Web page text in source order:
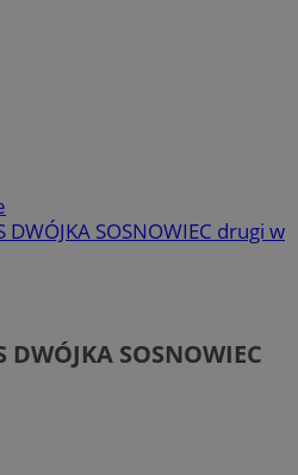
SOSNOWIEC drugi w
SOSNOWIEC